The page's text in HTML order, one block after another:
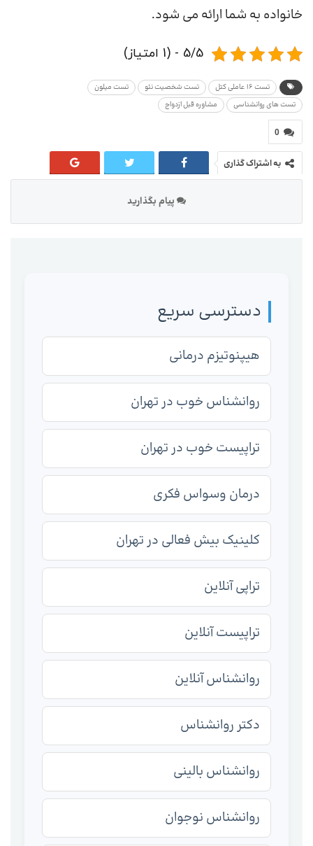
خانواده به شما ارائه می شود.
5/5 - (1 امتیاز)
تست 16 عاملی کتل تست شخصیت نئو
تست میلون
تست های روانشناسی
مشاوره قبل ازدواج
0
به اشتراک گذاری
پیام بگذارید
دسترسی سریع
هیپنوتیزم درمانی
روانشناس خوب در تهران
تراپیست خوب در تهران
درمان وسواس فکری
کلینیک بیش فعالی در تهران
تراپی آنلاین
تراپیست آنلاین
روانشناس آنلاین
دکتر روانشناس
روانشناس بالینی
روانشناس نوجوان